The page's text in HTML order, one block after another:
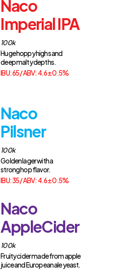
Naco
Imperial IPA
100k
Huge hoppy highs and
deep malty depths.
IBU: 65 / ABV: 4.6 ± 0.5%
Naco
Pilsner
100k
Golden lager with a
strong hop flavor.
IBU: 35 / ABV: 4.6 ± 0.5%
Naco
AppleCider
100k
Fruity cider made from apple
juice and European ale yeast.